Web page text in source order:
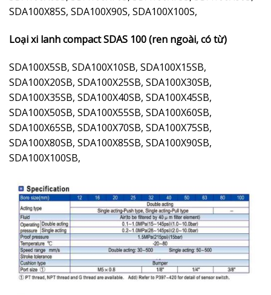
SDA100X85S, SDA100X90S, SDA100X100S,
Loại xi lanh compact SDAS 100 (ren ngoài, có từ)
SDA100X5SB, SDA100X10SB, SDA100X15SB,
SDA100X20SB, SDA100X25SB, SDA100X30SB,
SDA100X35SB, SDA100X40SB, SDA100X45SB,
SDA100X50SB, SDA100X55SB, SDA100X60SB,
SDA100X65SB, SDA100X70SB, SDA100X75SB,
SDA100X80SB, SDA100X85SB, SDA100X90SB,
SDA100X100SB,